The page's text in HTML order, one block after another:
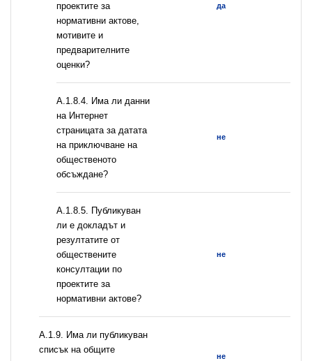
проектите за
нормативни актове,
мотивите и
предварителните
оценки?
да
A.1.8.4. Има ли данни
на Интернет
страницата за датата
на приключване на
общественото
обсъждане?
не
А.1.8.5. Публикуван
ли е докладът и
резултатите от
обществените
консултации по
проектите за
нормативни актове?
не
А.1.9. Има ли публикуван
списък на общите
не